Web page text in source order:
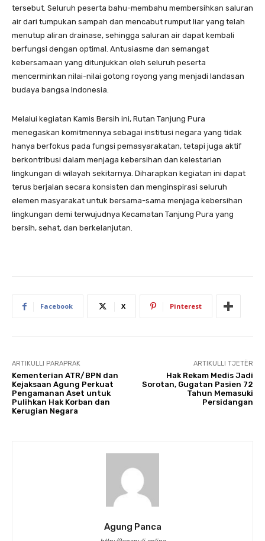
tersebut. Seluruh peserta bahu-membahu membersihkan saluran
air dari tumpukan sampah dan mencabut rumput liar yang telah
menutup aliran drainase, sehingga saluran air dapat kembali
berfungsi dengan optimal. Antusiasme dan semangat
kebersamaan yang ditunjukkan oleh seluruh peserta
mencerminkan nilai-nilai gotong royong yang menjadi landasan
budaya bangsa Indonesia.
Melalui kegiatan Kamis Bersih ini, Rutan Tanjung Pura
menegaskan komitmennya sebagai institusi negara yang tidak
hanya berfokus pada fungsi pemasyarakatan, tetapi juga aktif
berkontribusi dalam menjaga kebersihan dan kelestarian
lingkungan di wilayah sekitarnya. Diharapkan kegiatan ini dapat
terus berjalan secara konsisten dan menginspirasi seluruh
elemen masyarakat untuk bersama-sama menjaga kebersihan
lingkungan demi terwujudnya Kecamatan Tanjung Pura yang
bersih, sehat, dan berkelanjutan.
Facebook X Pinterest
ARTIKULLI PARAPRAK
Kementerian ATR/BPN dan
Kejaksaan Agung Perkuat
Pengamanan Aset untuk
Pulihkan Hak Korban dan
Kerugian Negara
ARTIKULLI TJETËR
Hak Rekam Medis Jadi
Sorotan, Gugatan Pasien 72
Tahun Memasuki
Persidangan
Agung Panca